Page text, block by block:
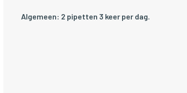
Algemeen: 2 pipetten 3 keer per dag.